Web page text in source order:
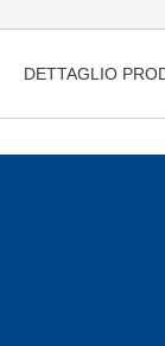
DETTAGLIO